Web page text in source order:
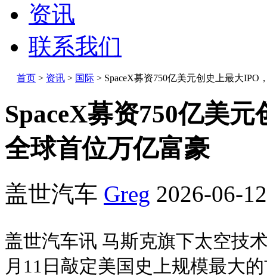
资讯
联系我们
首页 > 资讯 > 国际 > SpaceX募资750亿美元创史上最大IPO
SpaceX募资750亿美
全球首位万亿富豪
盖世汽车 Greg 2026-06-
盖世汽车讯 马斯克旗下太空技
月11日敲定美国史上规模最大